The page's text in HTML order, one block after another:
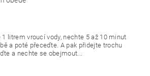
litrem vroucí vody, nechte 5 až 10 minut
a poté přeceďte. A pak přidejte trochu
a nechte se obejmout...